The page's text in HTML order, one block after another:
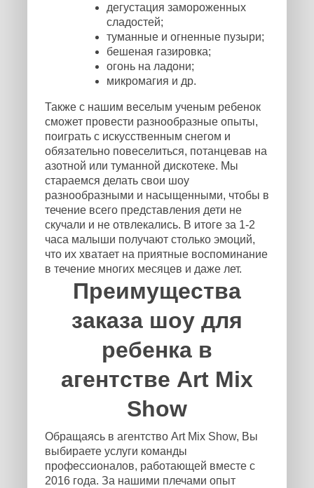
дегустация замороженных
сладостей;
туманные и огненные пузыри;
бешеная газировка;
огонь на ладони;
микромагия и др.
Также с нашим веселым ученым ребенок
сможет провести разнообразные опыты,
поиграть с искусственным снегом и
обязательно повеселиться, потанцевав на
азотной или туманной дискотеке. Мы
стараемся делать свои шоу
разнообразными и насыщенными, чтобы в
течение всего представления дети не
скучали и не отвлекались. В итоге за 1-2
часа малыши получают столько эмоций,
что их хватает на приятные воспоминание
в течение многих месяцев и даже лет.
Преимущества
заказа шоу для
ребенка в
агентстве Art Mix
Show
Обращаясь в агентство Art Mix Show, Вы
выбираете услуги команды
профессионалов, работающей вместе с
2016 года. За нашими плечами опыт